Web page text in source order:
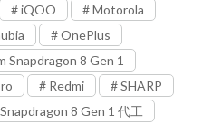
iQOO
Motorola
OnePlus
Snapdragon 8 Gen 1
Redmi
SHARP
Snapdragon 8 Gen 1 代工